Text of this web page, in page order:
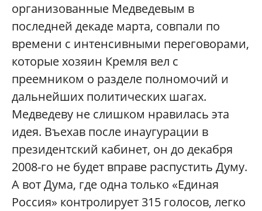
организованные Медведевым в
последней декаде марта, совпали по
времени с интенсивными переговорами,
которые хозяин Кремля вел с
преемником о разделе полномочий и
дальнейших политических шагах.
Медведеву не слишком нравилась эта
идея. Въехав после инаугурации в
президентский кабинет, он до декабря
2008-го не будет вправе распустить Думу.
А вот Дума, где одна только «Единая
Россия» контролирует 315 голосов, легко